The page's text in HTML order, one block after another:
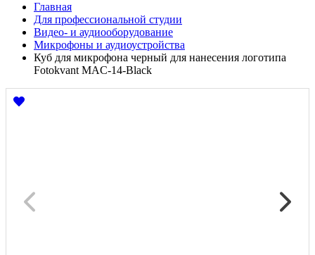
Главная
Для профессиональной студии
Видео- и аудиооборудование
Микрофоны и аудиоустройства
Куб для микрофона черный для нанесения логотипа
Fotokvant MAC-14-Black